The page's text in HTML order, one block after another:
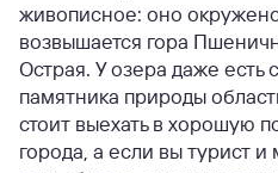
живописное: оно
возвышается гора
Острая. У озера даже есть
памятника природы
стоит выехать в хорошую
города, а если вы турист